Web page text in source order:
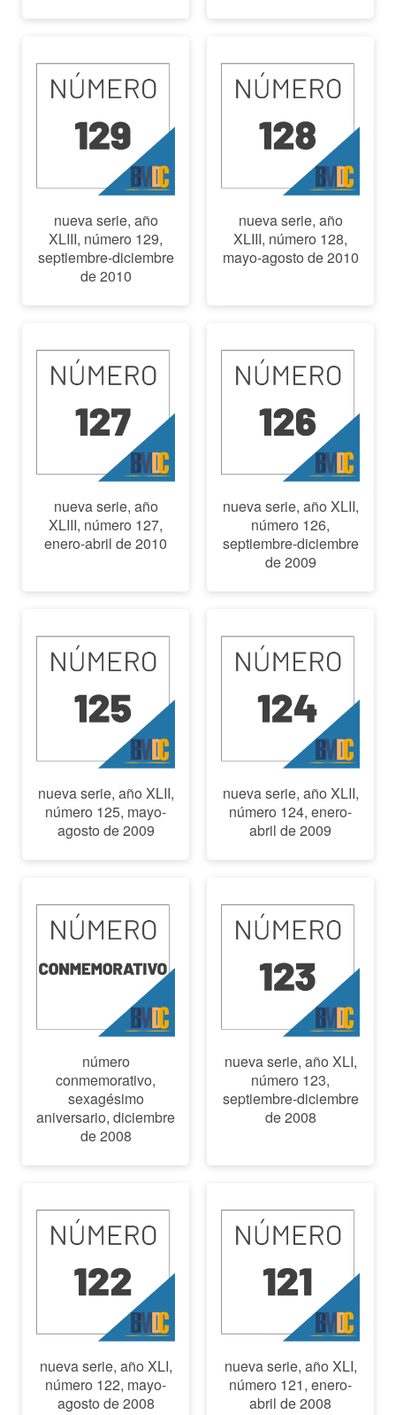
nueva serie, año
XLIII, número 129,
septiembre-diciembre
de 2010
nueva serie, año
XLIII, número 128,
mayo-agosto de 2010
nueva serie, año
XLIII, número 127,
enero-abril de 2010
nueva serie, año XLII,
número 126,
septiembre-diciembre
de 2009
nueva serie, año XLII,
número 125, mayo-
agosto de 2009
nueva serie, año XLII,
número 124, enero-
abril de 2009
número
conmemorativo,
sexagésimo
aniversario, diciembre
de 2008
nueva serie, año XLI,
número 123,
septiembre-diciembre
de 2008
nueva serie, año XLI,
número 122, mayo-
agosto de 2008
nueva serie, año XLI,
número 121, enero-
abril de 2008